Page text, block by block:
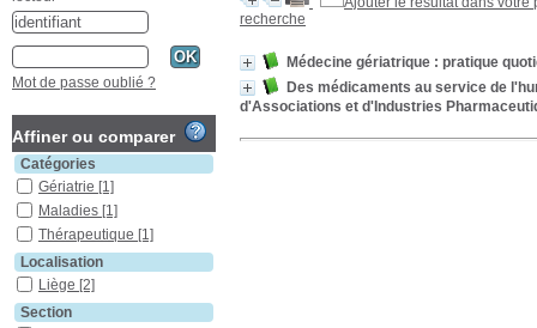
recherche
Médecine gériatrique : pratique
Des médicaments au service de
d'Associations et d'Industries
Mot de passe oublié ?
Affiner ou comparer
Catégories
Gériatrie [1]
Maladies [1]
Thérapeutique [1]
Localisation
Liège [2]
Section